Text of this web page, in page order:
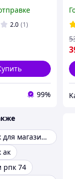
ак
2.0 (1)
99%
Подсумок для магазинов ак 74
ак
рпк 74